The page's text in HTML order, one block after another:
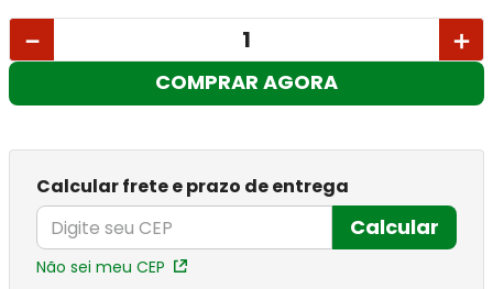
＋
－
COMPRAR AGORA
Calcular frete e prazo de entrega
Calcular
Não sei meu CEP